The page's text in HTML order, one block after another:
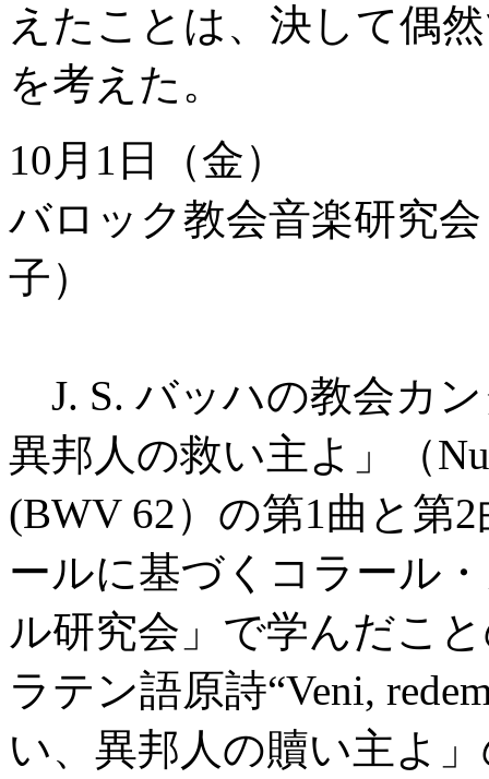
えたことは、決して偶
を考えた。
10月1日（金）
バロック教会音楽研究
子）
J. S. バッハの教会カ
異邦人の救い主よ」（
(BWV 62）の第1曲と第
ールに基づくコラール
ル研究会」で学んだこ
ラテン語原詩“Veni,
い、異邦人の贖い主よ